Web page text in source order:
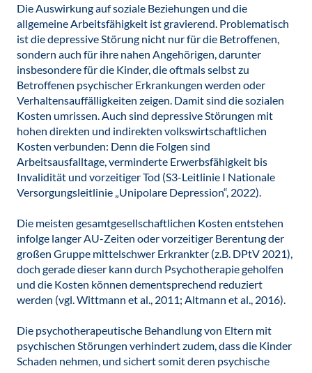
Die Auswirkung auf soziale Beziehungen und die
allgemeine Arbeitsfähigkeit ist gravierend. Problematisch
ist die depressive Störung nicht nur für die Betroffenen,
sondern auch für ihre nahen Angehörigen, darunter
insbesondere für die Kinder, die oftmals selbst zu
Betroffenen psychischer Erkrankungen werden oder
Verhaltensauffälligkeiten zeigen. Damit sind die sozialen
Kosten umrissen. Auch sind depressive Störungen mit
hohen direkten und indirekten volkswirtschaftlichen
Kosten verbunden: Denn die Folgen sind
Arbeitsausfalltage, verminderte Erwerbsfähigkeit bis
Invalidität und vorzeitiger Tod (S3-Leitlinie I Nationale
Versorgungsleitlinie „Unipolare Depression“, 2022).
Die meisten gesamtgesellschaftlichen Kosten entstehen
infolge langer AU-Zeiten oder vorzeitiger Berentung der
großen Gruppe mittelschwer Erkrankter (z.B. DPtV 2021),
doch gerade dieser kann durch Psychotherapie geholfen
und die Kosten können dementsprechend reduziert
werden (vgl. Wittmann et al., 2011; Altmann et al., 2016).
Die psychotherapeutische Behandlung von Eltern mit
psychischen Störungen verhindert zudem, dass die Kinder
Schaden nehmen, und sichert somit deren psychische